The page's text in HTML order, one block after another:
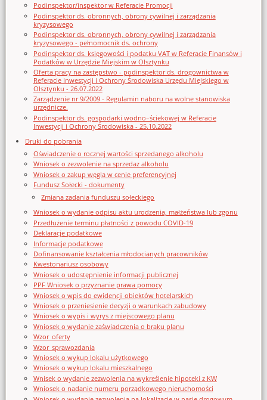
Podinspektor/inspektor w Referacie Promocji
Podinspektor ds. obronnych, obrony cywilnej i zarządzania
kryzysowego
Podinspektor ds. obronnych, obrony cywilnej i zarządzania
kryzysowego - pełnomocnik ds. ochrony
Podinspektor ds. księgowości i podatku VAT w Referacie Finansów i
Podatków w Urzędzie Miejskim w Olsztynku
Oferta pracy na zastępstwo - podinspektor ds. drogownictwa w
Referacie Inwestycji i Ochrony Środowiska Urzędu Miejskiego w
Olsztynku - 26.07.2022
Zarządzenie nr 9/2009 - Regulamin naboru na wolne stanowiska
urzędnicze.
Podinspektor ds. gospodarki wodno–ściekowej w Referacie
Inwestycji i Ochrony Środowiska - 25.10.2022
Druki do pobrania
Oświadczenie o rocznej wartości sprzedanego alkoholu
Wniosek o zezwolenie na sprzedaz alkoholu
Wniosek o zakup węgla w cenie preferencyjnej
Fundusz Sołecki - dokumenty
Zmiana zadania funduszu sołeckiego
Wniosek o wydanie odpisu aktu urodzenia, małżeństwa lub zgonu
Przedłużenie terminu płatności z powodu COVID-19
Deklaracje podatkowe
Informacje podatkowe
Dofinansowanie kształcenia młodocianych pracowników
Kwestonariusz osobowy
Wniosek o udostępnienie informacji publicznej
PPF Wniosek o przyznanie prawa pomocy
Wniosek o wpis do ewidencji obiektów hotelarskich
Wniosek o przeniesienie decyzji o warunkach zabudowy
Wniosek o wypis i wyrys z miejscowego planu
Wniosek o wydanie zaświadczenia o braku planu
Wzor_oferty
Wzor_sprawozdania
Wniosek o wykup lokalu użytkowego
Wniosek o wykup lokalu mieszkalnego
Wnisek o wydanie zezwolenia na wykreślenie hipoteki z KW
Wniosek o nadanie numeru porządkowego nieruchomości